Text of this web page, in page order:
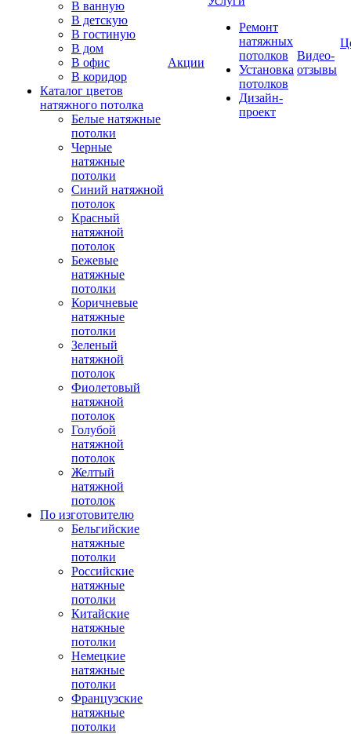
В ванную
В детскую
В гостиную
В дом
В офис
В коридор
Каталог цветов
натяжного потолка
Белые натяжные
потолки
Черные
натяжные
потолки
Синий натяжной
потолок
Красный
натяжной
потолок
Бежевые
натяжные
потолки
Коричневые
натяжные
потолки
Зеленый
натяжной
потолок
Фиолетовый
натяжной
потолок
Голубой
натяжной
потолок
Желтый
натяжной
потолок
По изготовителю
Бельгийские
натяжные
потолки
Российские
натяжные
потолки
Китайские
натяжные
потолки
Немецкие
натяжные
потолки
Французские
натяжные
потолки
Акции
Ремонт
натяжных
потолков
Установка
потолков
Дизайн-
проект
Видео-
отзывы